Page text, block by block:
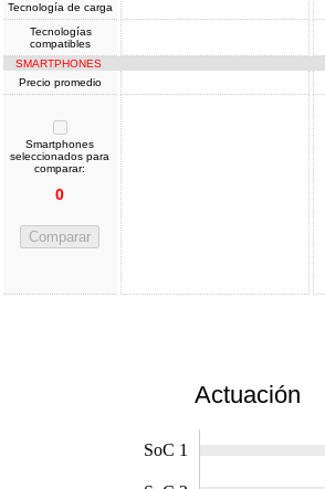
Tecnología de carga
Tecnologías
compatibles
SMARTPHONES
Precio promedio
Smartphones
seleccionados para
comparar:
0
Comparar
Actuación
SoC 1